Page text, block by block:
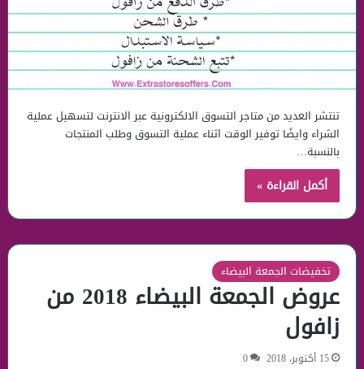
تنتشر العديد من متاجر التسوق الالكترونية عبر الانترنت لتسهيل عملية
الشراء وايضًا توفير الوقت اثناء عملية التسوق وطلب المنتجات
بالنسبة…
أكمل القراءة »
تخفيضات الجمعة البيضاء
عروض الجمعة البيضاء 2018 من
زافول
15 أكتوبر، 2018 0